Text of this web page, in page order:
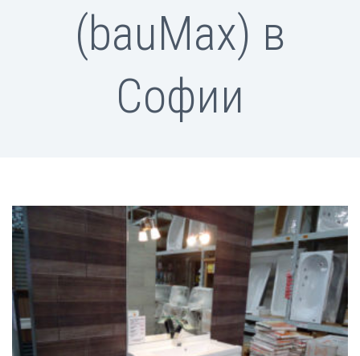
(bauMax) в
Софии